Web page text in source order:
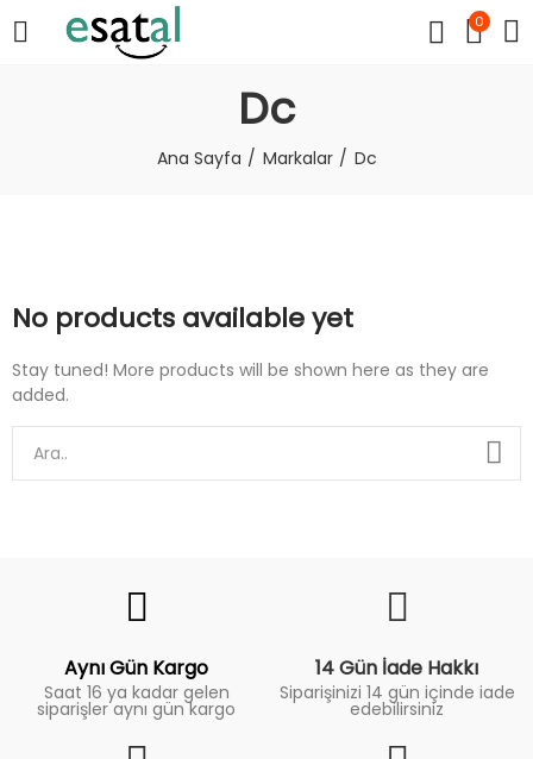
0
Dc
Ana Sayfa Markalar Dc
No products available yet
Stay tuned! More products will be shown here as they are
added.
Aynı Gün Kargo
Saat 16 ya kadar gelen
siparişler aynı gün kargo
14 Gün İade Hakkı
Siparişinizi 14 gün içinde iade
edebilirsiniz